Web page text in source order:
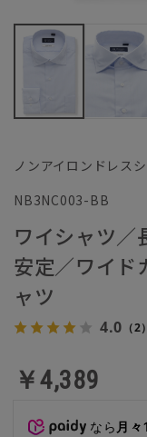
ノンアイロンドレス
NB3NC003-BB
ワイシャツ／
安定／ワイド
ャツ
4.0 （2）
￥4,389
なら 月